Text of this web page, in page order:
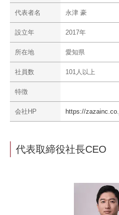
代表者名 永津 豪
設立年 2017年
所在地 愛知県
社員数 101人以上
特徴
会社HP https://
代表取締役社長CEO